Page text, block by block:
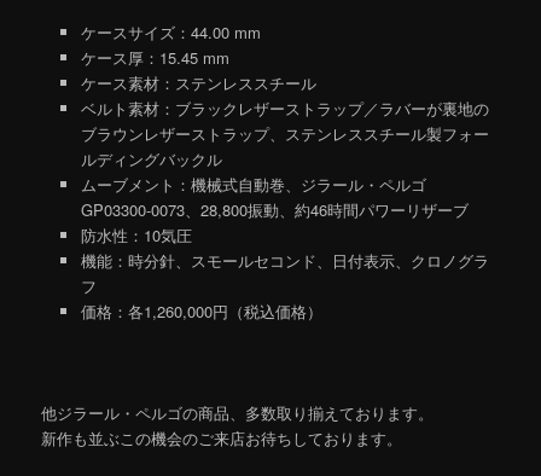
ケースサイズ：44.00 mm
ケース厚：15.45 mm
ケース素材：ステンレススチール
ベルト素材：ブラックレザーストラップ／ラバーが裏地の
ブラウンレザーストラップ、ステンレススチール製フォー
ルディングバックル
ムーブメント：機械式自動巻、ジラール・ペルゴ
GP03300-0073、28,800振動、約46時間パワーリザーブ
防水性：10気圧
機能：時分針、スモールセコンド、日付表示、クロノグラ
フ
価格：各1,260,000円（税込価格）
他ジラール・ペルゴの商品、多数取り揃えております。
新作も並ぶこの機会のご来店お待ちしております。